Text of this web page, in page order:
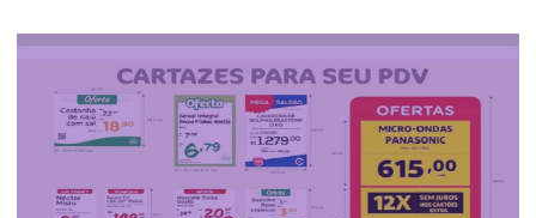
4 erros em cartazes de promoção que
você deveria evitar